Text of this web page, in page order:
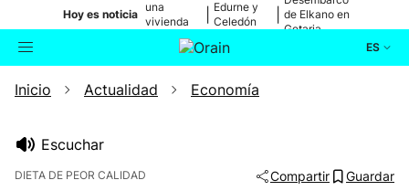
Hoy es noticia
una
vivienda
de Bilbao
Edurne y
Celedón
de Elkano en
Getaria
ES
Buscador Actualidad
Inicio Actualidad Economía
Escuchar
DIETA DE PEOR CALIDAD Compartir Guardar